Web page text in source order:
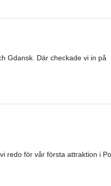
Gdansk. Där checkade vi in på
redo för vår första attraktion i